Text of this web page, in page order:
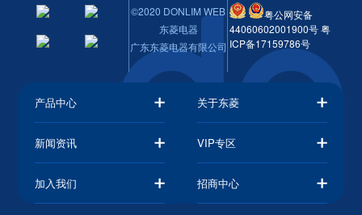
©2020 DONLIM WEB
东菱电器
广东东菱电器有限公司
粤公网安备
44060602001900号 粤
ICP备17159786号
产品中心 关于东菱
新闻资讯 VIP专区
加入我们 招商中心